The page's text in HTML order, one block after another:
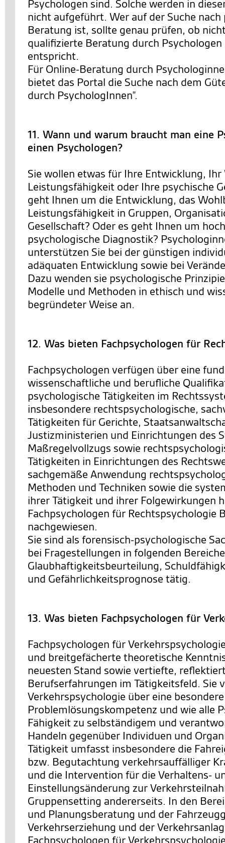
Psychologen sind. Solche werden in
nicht aufgeführt. Wer auf der Suche
Beratung ist, sollte genau prüfen, ob
qualifizierte Beratung durch
entspricht.
Für Online-Beratung durch
bietet das Portal die Suche nach dem
durch PsychologInnen”.
11. Wann und warum braucht man eine
einen Psychologen?
Sie wollen etwas für Ihre Entwicklung,
Leistungsfähigkeit oder Ihre psychische
geht Ihnen um die Entwicklung, das
Leistungsfähigkeit in Gruppen,
Gesellschaft? Oder es geht Ihnen um
psychologische Diagnostik?
unterstützen Sie bei der günstigen
adäquaten Entwicklung sowie bei
Dazu wenden sie psychologische
Modelle und Methoden in ethisch und
begründeter Weise an.
12. Was bieten Fachpsychologen für
Fachpsychologen verfügen über eine
wissenschaftliche und berufliche
psychologische Tätigkeiten im
insbesondere rechtspsychologische,
Tätigkeiten für Gerichte,
Justizministerien und Einrichtungen des
Maßregelvollzugs sowie
Tätigkeiten in Einrichtungen des
sachgemäße Anwendung
Methoden und Techniken sowie die
ihrer Tätigkeit und ihrer Folgewirkungen
Fachpsychologen für Rechtspsychologie
nachgewiesen.
Sie sind als forensisch-psychologische
bei Fragestellungen in folgenden
Glaubhaftigkeitsbeurteilung,
und Gefährlichkeitsprognose tätig.
13. Was bieten Fachpsychologen für
Fachpsychologen für
und breitgefächerte theoretische
neuesten Stand sowie vertiefte,
Berufserfahrungen im Tätigkeitsfeld. Sie
Verkehrspsychologie über eine besondere
Problemlösungskompetenz und wie alle
Fähigkeit zu selbständigem und
Handeln gegenüber Individuen und
Tätigkeit umfasst insbesondere die
bzw. Begutachtung verkehrsauffälliger
und die Intervention für die Verhaltens-
Einstellungsänderung zur
Gruppensetting andererseits. In den
und Planungsberatung und der
Verkehrserziehung und der
Fachpsychologen für